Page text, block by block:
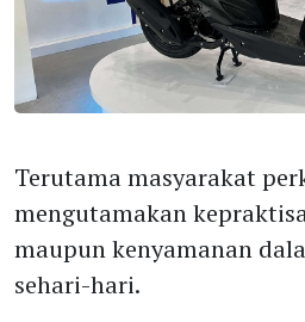
Terutama masyarakat
mengutamakan
maupun kenyamanan
sehari-hari.